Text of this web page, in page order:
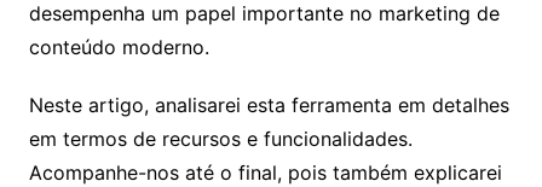
desempenha um papel importante no marketing de
conteúdo moderno.
Neste artigo, analisarei esta ferramenta em detalhes
em termos de recursos e funcionalidades.
Acompanhe-nos até o final, pois também explicarei